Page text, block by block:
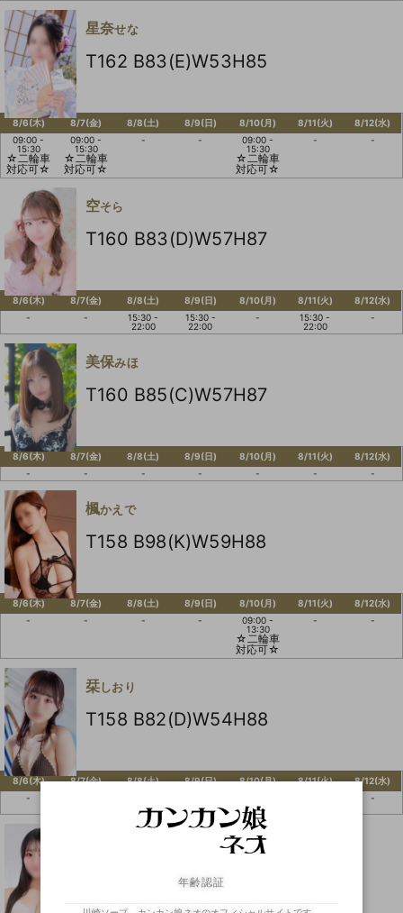
星奈せな
T162 B83(E)W53H85
8/6(木)
09:00 -
15:30
☆二輪車
対応可☆
8/7(金)
09:00 -
15:30
☆二輪車
対応可☆
8/8(土)
-
8/9(日)
-
8/10(月)
09:00 -
15:30
☆二輪車
対応可☆
8/11(火)
-
8/12(水)
-
空そら
T160 B83(D)W57H87
8/6(木)
-
8/7(金)
-
8/8(土)
15:30 -
22:00
8/9(日)
15:30 -
22:00
8/10(月)
-
8/11(火)
15:30 -
22:00
8/12(水)
-
美保みほ
T160 B85(C)W57H87
8/6(木)
-
8/7(金)
-
8/8(土)
-
8/9(日)
-
8/10(月)
-
8/11(火)
-
8/12(水)
-
楓かえで
T158 B98(K)W59H88
8/6(木)
-
8/7(金)
-
8/8(土)
-
8/9(日)
-
8/10(月)
09:00 -
13:30
☆二輪車
対応可☆
8/11(火)
-
8/12(水)
-
栞 しおり
T158 B82(D)W54H88
8/6(木)
-
8/7(金)
8/8(土)
15:30
8/9(日)
8/10(月)
8/11(火)
8/12(水)
-
T158 B87(F)W57H86
年齢認証